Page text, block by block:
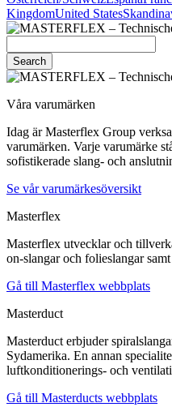
KingdomUnited States
Search
Våra varumärken
Idag är Masterflex Group
varumärken. Varje varumärke
sofistikerade slang- och
Se vår varumärkesöversikt
Masterflex
Masterflex utvecklar och
on-slangar och folieslangar
Gå till Masterflex webbplats
Masterduct
Masterduct erbjuder
Sydamerika. En annan
luftkonditionerings- och
Gå till Masterducts webbplats